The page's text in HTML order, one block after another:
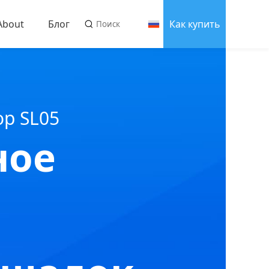
Блог Как купить
SL05